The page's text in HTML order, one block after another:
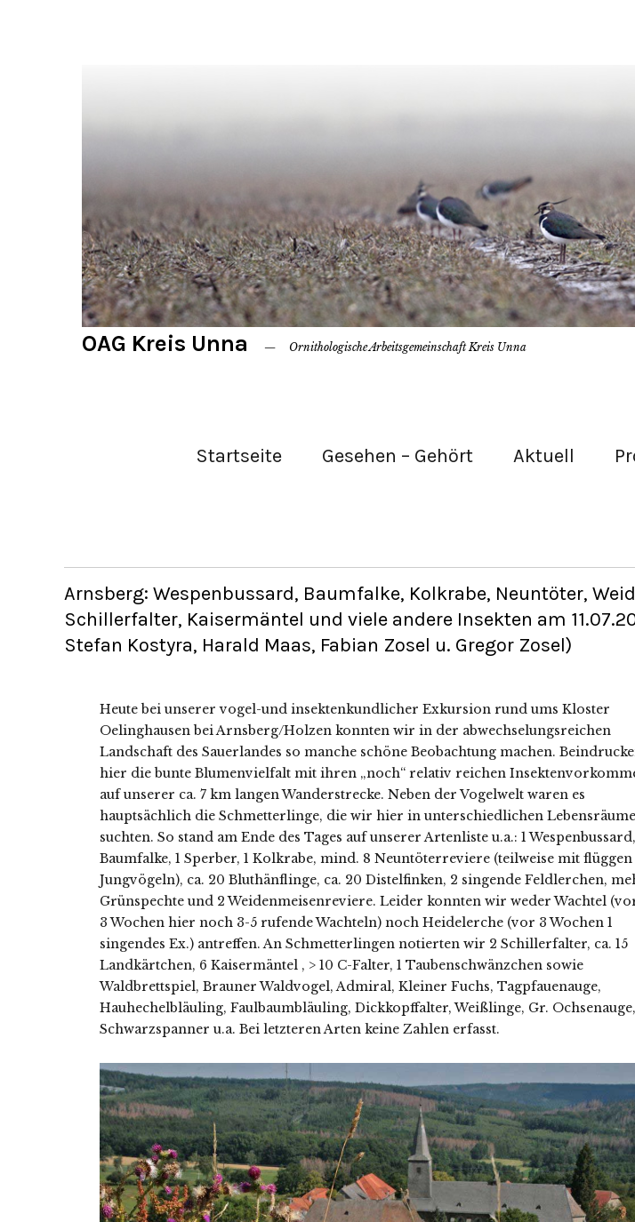
OAG Kreis Unna Ornithologische Arbeitsgemeinschaft Kreis Unna
Startseite Gesehen – Gehört Aktuell
Arnsberg: Wespenbussard, Baumfalke, Kolkrabe, Neuntöter,
Schillerfalter, Kaisermäntel und viele andere Insekten am
Stefan Kostyra, Harald Maas, Fabian Zosel u. Gregor Zosel)
Heute bei unserer vogel-und insektenkundlicher Exkursion rund ums Kloster
Oelinghausen bei Arnsberg/Holzen konnten wir in der abwechselungsreichen
Landschaft des Sauerlandes so manche schöne Beobachtung machen.
hier die bunte Blumenvielfalt mit ihren „noch“ relativ reichen
auf unserer ca. 7 km langen Wanderstrecke. Neben der Vogelwelt waren es
hauptsächlich die Schmetterlinge, die wir hier in unterschiedlichen
suchten. So stand am Ende des Tages auf unserer Artenliste u.a.: 1 Wespenbussard,
Baumfalke, 1 Sperber, 1 Kolkrabe, mind. 8 Neuntöterreviere (teilweise mit flüggen
Jungvögeln), ca. 20 Bluthänflinge, ca. 20 Distelfinken, 2 singende Feldlerchen,
Grünspechte und 2 Weidenmeisenreviere. Leider konnten wir weder Wachtel
3 Wochen hier noch 3-5 rufende Wachteln) noch Heidelerche (vor 3 Wochen 1
singendes Ex.) antreffen. An Schmetterlingen notierten wir 2 Schillerfalter, ca. 15
Landkärtchen, 6 Kaisermäntel , > 10 C-Falter, 1 Taubenschwänzchen sowie
Waldbrettspiel, Brauner Waldvogel, Admiral, Kleiner Fuchs, Tagpfauenauge,
Hauhechelbläuling, Faulbaumbläuling, Dickkopffalter, Weißlinge, Gr. Ochsenauge,
Schwarzspanner u.a. Bei letzteren Arten keine Zahlen erfasst.